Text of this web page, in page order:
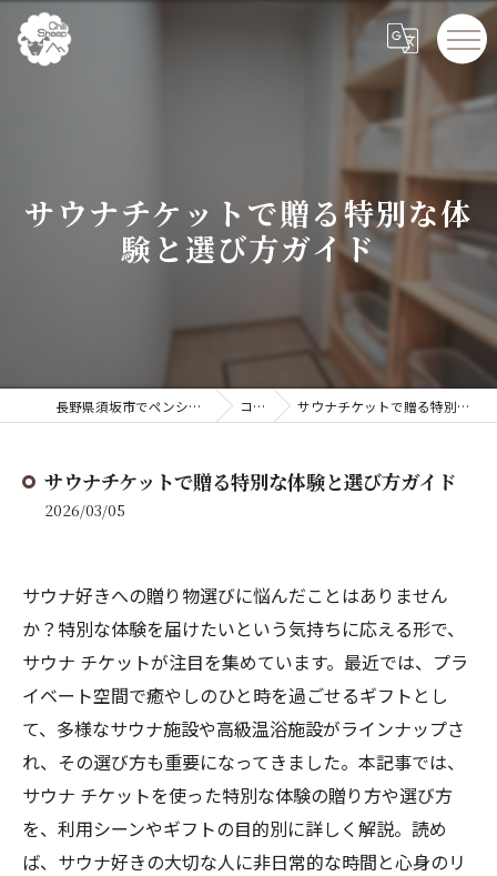
サウナチケットで贈る特別な体
験と選び方ガイド
長野県須坂市でペンションならChillSheep コラム サウナチケットで贈る特別な体験と選び方ガイド
サウナチケットで贈る特別な体験と選び方ガイド
2026/03/05
サウナ好きへの贈り物選びに悩んだことはありません
か？特別な体験を届けたいという気持ちに応える形で、
サウナ チケットが注目を集めています。最近では、プラ
イベート空間で癒やしのひと時を過ごせるギフトとし
て、多様なサウナ施設や高級温浴施設がラインナップさ
れ、その選び方も重要になってきました。本記事では、
サウナ チケットを使った特別な体験の贈り方や選び方
を、利用シーンやギフトの目的別に詳しく解説。読め
ば、サウナ好きの大切な人に非日常的な時間と心身のリ